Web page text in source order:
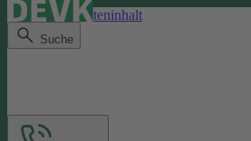
Direkt zum Seiteninhalt
Suche